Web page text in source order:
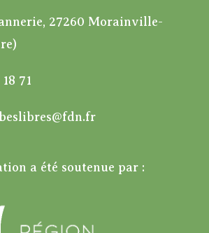
27260 Morainville-
71
a été soutenue par :